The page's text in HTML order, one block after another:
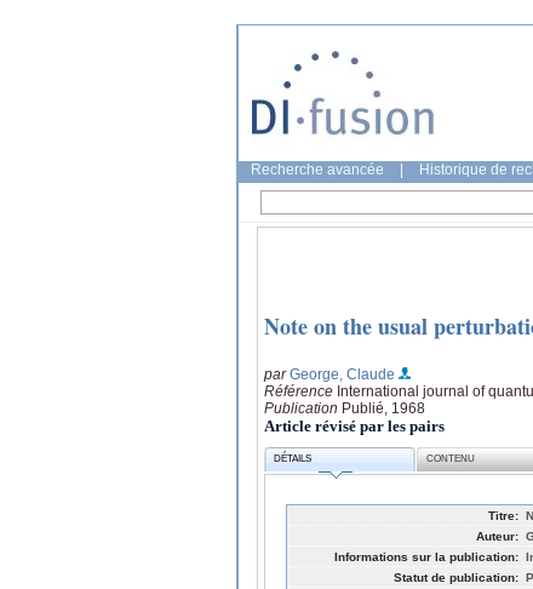
Recherche avancée Historique de
Note on the usual
parGeorge, Claude
Référence International journal of
Publication Publié, 1968
Article révisé par les pairs
DÉTAILS CONTENU
Titre:
Auteur:
Informations sur la publication:
Statut de publication: